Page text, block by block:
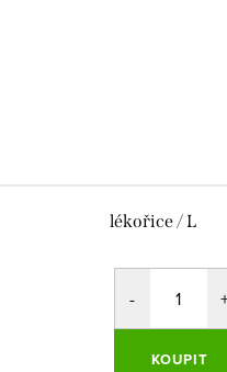
lékořice / L
KOUPIT